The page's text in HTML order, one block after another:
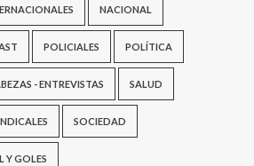
NACIONAL
POLICIALES POLÍTICA
- ENTREVISTAS SALUD
SOCIEDAD
Y GOLES